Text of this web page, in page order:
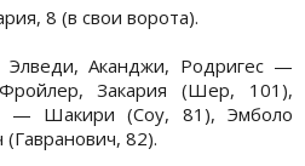
8 (в свои ворота).
Аканджи, Родригес —
Закария (Шер, 101),
— Шакири (Соу, 81), Эмболо
82).